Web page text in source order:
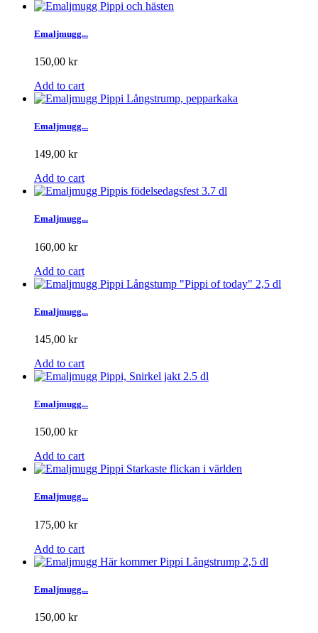
Emaljmugg...
150,00 kr
Add to cart
Emaljmugg...
149,00 kr
Add to cart
Emaljmugg...
160,00 kr
Add to cart
Emaljmugg...
145,00 kr
Add to cart
Emaljmugg...
150,00 kr
Add to cart
Emaljmugg...
175,00 kr
Add to cart
Emaljmugg...
150,00 kr